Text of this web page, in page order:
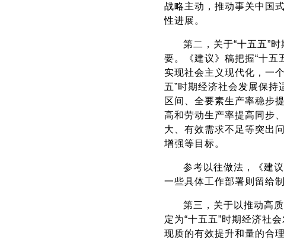
战略主动，推动事关中国
性进展。
第二，关于“十五五”
要。《建议》稿把握“十
实现社会主义现代化，一
五”时期经济社会发展保
区间、全要素生产率稳步
高和劳动生产率提高同步
大、有效需求不足等突出
增强等目标。
参考以往做法，《建
一些具体工作部署则留给
第三，关于以推动高
定为“十五五”时期经济社
现质的有效提升和量的合